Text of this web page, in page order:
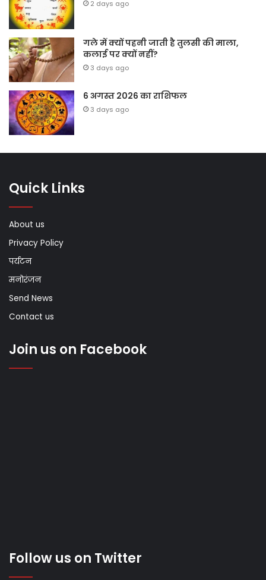
2 days ago
गले में क्यों पहनी जाती है तुलसी की माला,
कलाई पर क्यों नहीं?
3 days ago
6 अगस्त 2026 का राशिफल
3 days ago
Quick Links
About us
Privacy Policy
पर्यटन
मनोरंजन
Send News
Contact us
Join us on Facebook
Follow us on Twitter